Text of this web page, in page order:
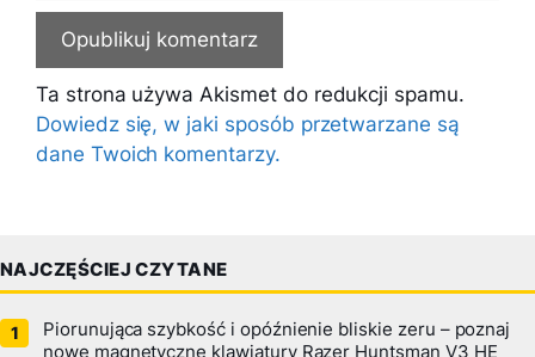
Ta strona używa Akismet do redukcji spamu.
Dowiedz się, w jaki sposób przetwarzane są
dane Twoich komentarzy.
NAJCZĘŚCIEJ CZYTANE
Piorunująca szybkość i opóźnienie bliskie zeru – poznaj
nowe magnetyczne klawiatury Razer Huntsman V3 HE